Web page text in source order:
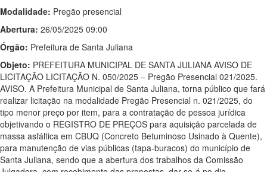
Modalidade: Pregão presencial
Abertura: 26/05/2025 09:00
Órgão: Prefeitura de Santa Juliana
Objeto: PREFEITURA MUNICIPAL DE SANTA JULIANA AVISO DE
LICITAÇÃO LICITAÇÃO N. 050/2025 – Pregão Presencial 021/2025.
AVISO. A Prefeitura Municipal de Santa Juliana, torna público que fará
realizar licitação na modalidade Pregão Presencial n. 021/2025, do
tipo menor preço por item, para a contratação de pessoa jurídica
objetivando o REGISTRO DE PREÇOS para aquisição parcelada de
massa asfáltica em CBUQ (Concreto Betuminoso Usinado à Quente),
para manutenção de vias públicas (tapa-buracos) do município de
Santa Juliana, sendo que a abertura dos trabalhos da Comissão